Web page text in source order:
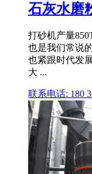
石灰水磨
打砂机产量
也是我们常说
也紧跟时代发
大 ...
联系电话: 180